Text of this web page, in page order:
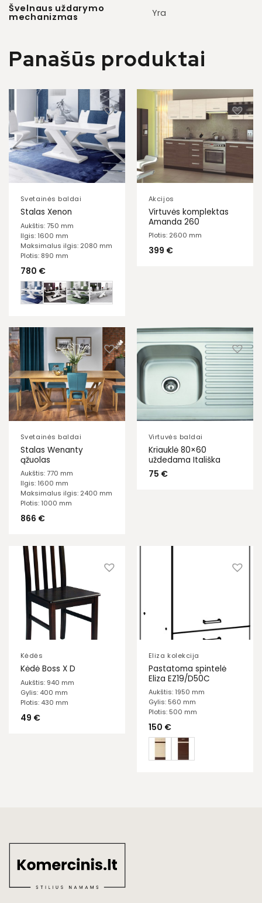
Švelnaus uždarymo
mechanizmas Yra
Panašūs produktai
Svetainės baldai
Stalas Xenon
Aukštis: 750 mm
Ilgis: 1600 mm
Maksimalus ilgis: 2080 mm
Plotis: 890 mm
780 €
Akcijos
Virtuvės komplektas
Amanda 260
Plotis: 2600 mm
399 €
Svetainės baldai
Stalas Wenanty
ąžuolas
Aukštis: 770 mm
Ilgis: 1600 mm
Maksimalus ilgis: 2400 mm
Plotis: 1000 mm
866 €
Virtuvės baldai
Kriauklė 80×60
uždedama Itališka
75 €
Kėdės
Kėdė Boss X D
Aukštis: 940 mm
Gylis: 400 mm
Plotis: 430 mm
49 €
Eliza kolekcija
Pastatoma spintelė
Eliza EZ19/D50C
Aukštis: 1950 mm
Gylis: 560 mm
Plotis: 500 mm
150 €